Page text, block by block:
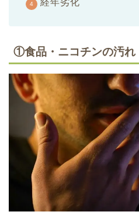
経年劣化
①食品・ニコチンの汚れ